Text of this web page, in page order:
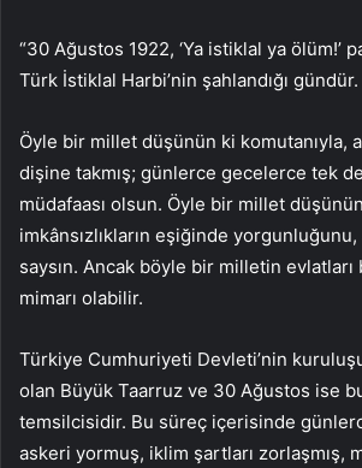
“30 Ağustos 1922, ‘Ya istiklal ya ölüm!’
Türk İstiklal Harbi’nin şahlandığı gündür.
Öyle bir millet düşünün ki komutanıyla,
dişine takmış; günlerce gecelerce tek
müdafaası olsun. Öyle bir millet
imkânsızlıkların eşiğinde yorgunluğunu,
saysın. Ancak böyle bir milletin
mimarı olabilir.
Türkiye Cumhuriyeti Devleti’nin
olan Büyük Taarruz ve 30 Ağustos ise
temsilcisidir. Bu süreç içerisinde
askeri yormuş, iklim şartları zorlaşmış,